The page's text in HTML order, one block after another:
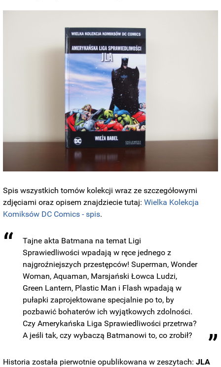
Spis wszystkich tomów kolekcji wraz ze szczegółowymi
zdjęciami oraz opisem znajdziecie tutaj:Wielka Kolekcja
Komiksów DC Comics - spis.
Tajne akta Batmana na temat Ligi
Sprawiedliwości wpadają w ręce jednego z
najgroźniejszych przestępców! Superman, Wonder
Woman, Aquaman, Marsjański Łowca Ludzi,
Green Lantern, Plastic Man i Flash wpadają w
pułapki zaprojektowane specjalnie po to, by
pozbawić bohaterów ich wyjątkowych zdolności.
Czy Amerykańska Liga Sprawiedliwości przetrwa?
A jeśli tak, czy wybaczą Batmanowi to, co zrobił?
Historia została pierwotnie opublikowana w zeszytach:JLA